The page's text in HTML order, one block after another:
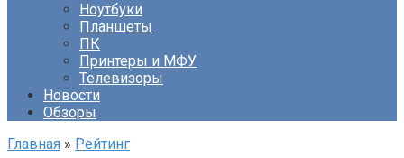
Ноутбуки
Планшеты
ПК
Принтеры и МФУ
Телевизоры
Новости
Обзоры
Главная » Рейтинг